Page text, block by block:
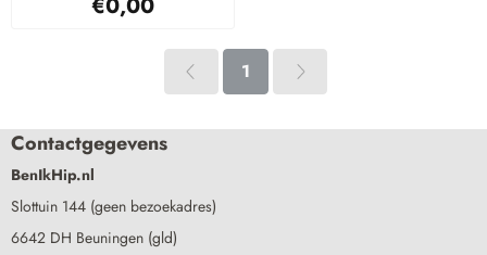
1
Contactgegevens
BenIkHip.nl
Slottuin 144 (geen bezoekadres)
6642 DH Beuningen (gld)